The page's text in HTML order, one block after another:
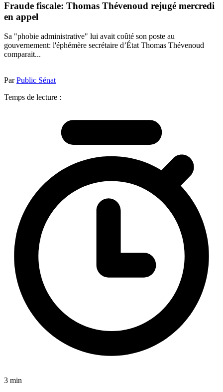
Fraude fiscale: Thomas Thévenoud rejugé mercredi
en appel
Sa "phobie administrative" lui avait coûté son poste au
gouvernement: l'éphémère secrétaire d’État Thomas Thévenoud
comparait...
ParPublic Sénat
Temps de lecture :
3 min